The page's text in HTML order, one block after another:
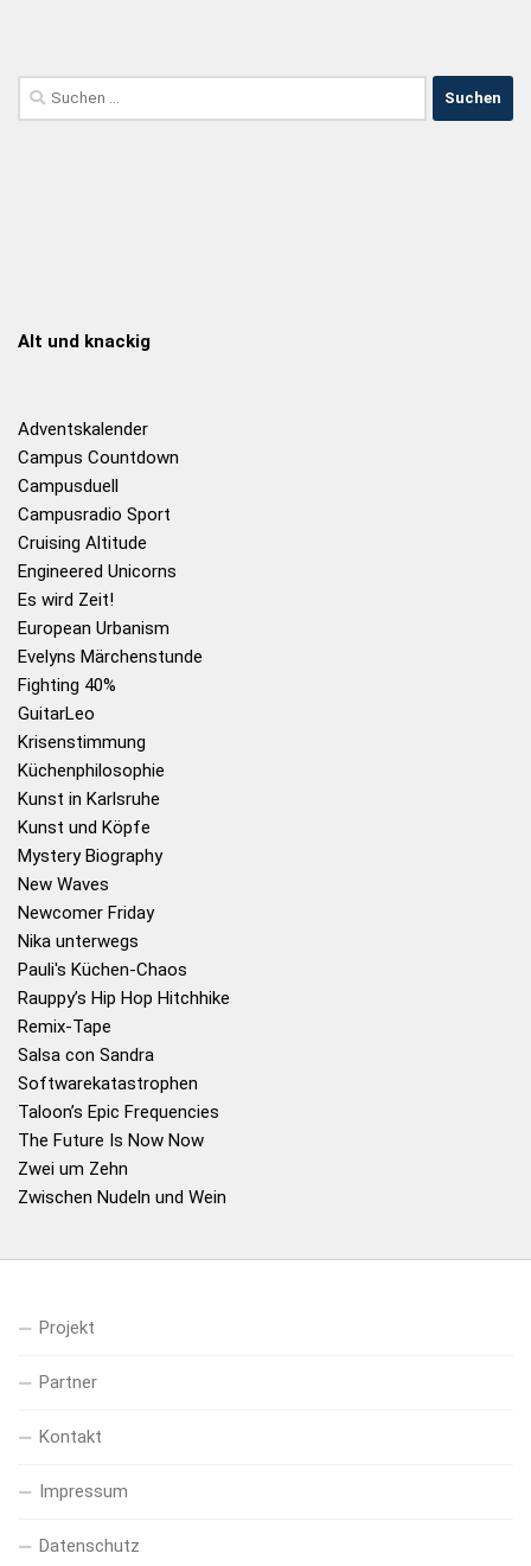
Alt und knackig
Adventskalender
Campus Countdown
Campusduell
Campusradio Sport
Cruising Altitude
Engineered Unicorns
Es wird Zeit!
European Urbanism
Evelyns Märchenstunde
Fighting 40%
GuitarLeo
Krisenstimmung
Küchenphilosophie
Kunst in Karlsruhe
Kunst und Köpfe
Mystery Biography
New Waves
Newcomer Friday
Nika unterwegs
Pauli's Küchen-Chaos
Rauppy’s Hip Hop Hitchhike
Remix-Tape
Salsa con Sandra
Softwarekatastrophen
Taloon’s Epic Frequencies
The Future Is Now Now
Zwei um Zehn
Zwischen Nudeln und Wein
Projekt
Partner
Kontakt
Impressum
Datenschutz